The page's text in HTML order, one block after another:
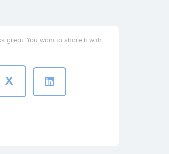
great. You want to share it with
X